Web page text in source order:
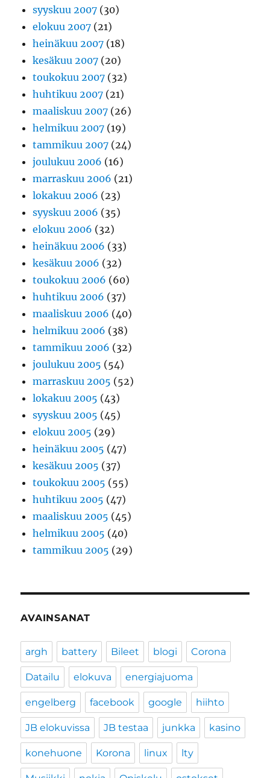
syyskuu 2007 (30)
elokuu 2007 (21)
heinäkuu 2007 (18)
kesäkuu 2007 (20)
toukokuu 2007 (32)
huhtikuu 2007 (21)
maaliskuu 2007 (26)
helmikuu 2007 (19)
tammikuu 2007 (24)
joulukuu 2006 (16)
marraskuu 2006 (21)
lokakuu 2006 (23)
syyskuu 2006 (35)
elokuu 2006 (32)
heinäkuu 2006 (33)
kesäkuu 2006 (32)
toukokuu 2006 (60)
huhtikuu 2006 (37)
maaliskuu 2006 (40)
helmikuu 2006 (38)
tammikuu 2006 (32)
joulukuu 2005 (54)
marraskuu 2005 (52)
lokakuu 2005 (43)
syyskuu 2005 (45)
elokuu 2005 (29)
heinäkuu 2005 (47)
kesäkuu 2005 (37)
toukokuu 2005 (55)
huhtikuu 2005 (47)
maaliskuu 2005 (45)
helmikuu 2005 (40)
tammikuu 2005 (29)
AVAINSANAT
argh battery Bileet blogi Corona
Datailu elokuva energiajuoma
engelberg facebook google hiihto
JB elokuvissa JB testaa junkka kasino
konehuone Korona linux lty